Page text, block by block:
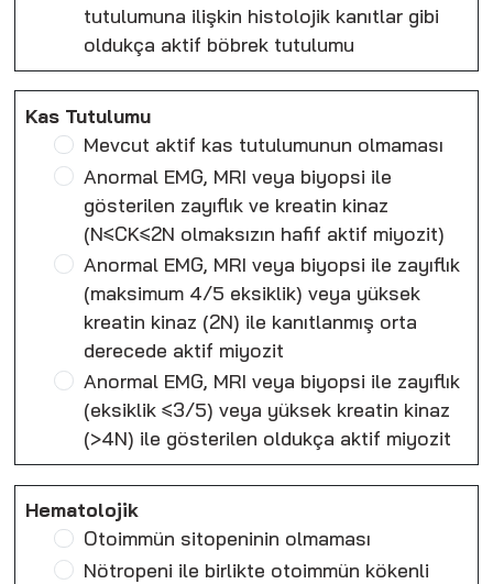
tutulumuna ilişkin histolojik kanıtlar gibi
oldukça aktif böbrek tutulumu
Kas Tutulumu
Mevcut aktif kas tutulumunun olmaması
Anormal EMG, MRI veya biyopsi ile
gösterilen zayıflık ve kreatin kinaz
(N≤CK≤2N olmaksızın hafif aktif miyozit)
Anormal EMG, MRI veya biyopsi ile zayıflık
(maksimum 4/5 eksiklik) veya yüksek
kreatin kinaz (2N) ile kanıtlanmış orta
derecede aktif miyozit
Anormal EMG, MRI veya biyopsi ile zayıflık
(eksiklik ≤3/5) veya yüksek kreatin kinaz
(>4N) ile gösterilen oldukça aktif miyozit
Hematolojik
Otoimmün sitopeninin olmaması
Nötropeni ile birlikte otoimmün kökenli